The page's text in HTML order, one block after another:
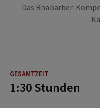
Das Rhabarber-
1:30 Stunden